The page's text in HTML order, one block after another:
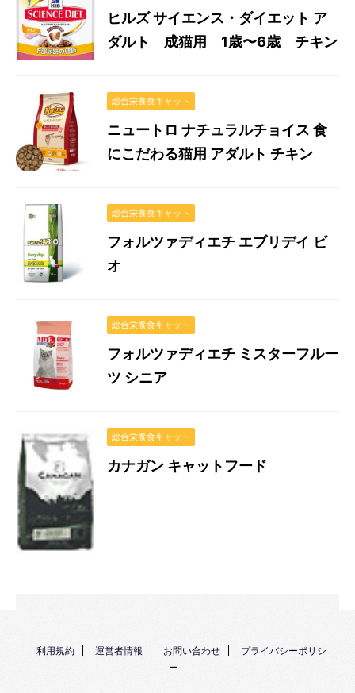
ヒルズ サイエンス・ダイエット ア
ダルト 成猫用 1歳〜6歳 チキン
総合栄養食キャット
ニュートロ ナチュラルチョイス 食
にこだわる猫用 アダルト チキン
総合栄養食キャット
フォルツァディエチ エブリデイ ビ
オ
総合栄養食キャット
フォルツァディエチ ミスターフルー
ツ シニア
総合栄養食キャット
カナガン キャットフード
利用規約 運営者情報 お問い合わせ
プライバシーポリシ
ー